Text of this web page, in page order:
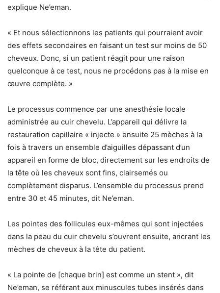
explique Ne’eman.
« Et nous sélectionnons les patients qui pourraient avoir
des effets secondaires en faisant un test sur moins de 50
cheveux. Donc, si un patient réagit pour une raison
quelconque à ce test, nous ne procédons pas à la mise en
œuvre complète. »
Le processus commence par une anesthésie locale
administrée au cuir chevelu. L’appareil qui délivre la
restauration capillaire « injecte » ensuite 25 mèches à la
fois à travers un ensemble d’aiguilles dépassant d’un
appareil en forme de bloc, directement sur les endroits de
la tête où les cheveux sont fins, clairsemés ou
complètement disparus. L’ensemble du processus prend
entre 30 et 45 minutes, dit Ne’eman.
Les pointes des follicules eux-mêmes qui sont injectées
dans la peau du cuir chevelu s’ouvrent ensuite, ancrant les
mèches de cheveux à la tête du patient.
« La pointe de [chaque brin] est comme un stent », dit
Ne’eman, se référant aux minuscules tubes insérés dans